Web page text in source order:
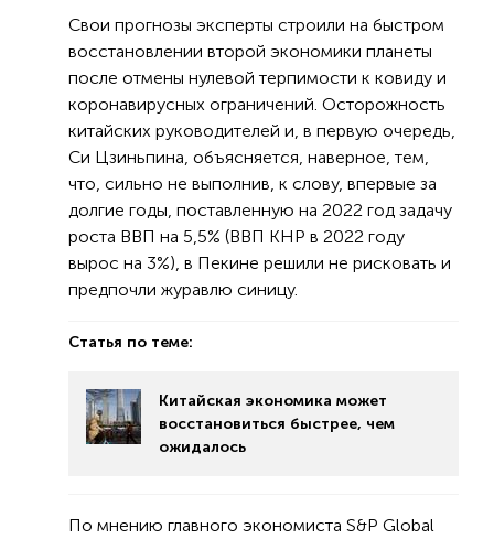
Свои прогнозы эксперты строили на быстром
восстановлении второй экономики планеты
после отмены нулевой терпимости к ковиду и
коронавирусных ограничений. Осторожность
китайских руководителей и, в первую очередь,
Си Цзиньпина, объясняется, наверное, тем,
что, сильно не выполнив, к слову, впервые за
долгие годы, поставленную на 2022 год задачу
роста ВВП на 5,5% (ВВП КНР в 2022 году
вырос на 3%), в Пекине решили не рисковать и
предпочли журавлю синицу.
Статья по теме:
Китайская экономика может
восстановиться быстрее, чем
ожидалось
По мнению главного экономиста S&P Global